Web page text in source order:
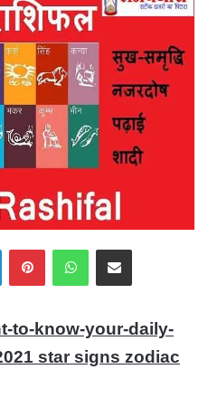
to-know-your-daily-
star signs zodiac